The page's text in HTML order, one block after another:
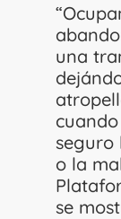
una
seguro
o la
se